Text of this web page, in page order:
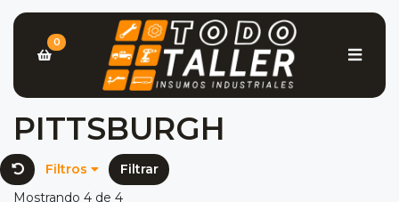
0
PITTSBURGH
Filtros
Filtrar
Mostrando 4 de 4